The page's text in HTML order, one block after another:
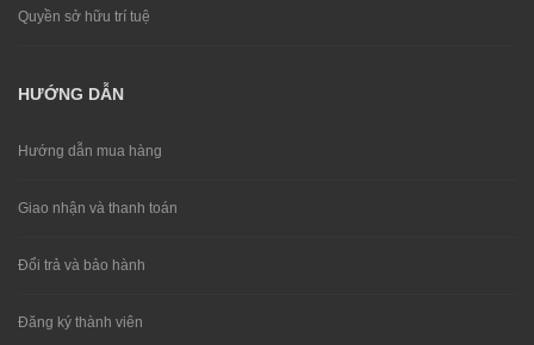
Quyền sở hữu trí tuệ
HƯỚNG DẪN
Hướng dẫn mua hàng
Giao nhận và thanh toán
Đổi trả và bảo hành
Đăng ký thành viên